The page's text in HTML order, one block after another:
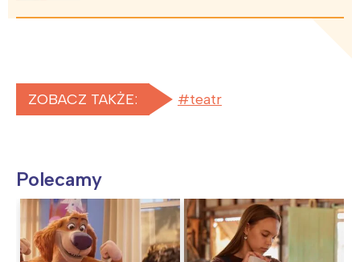
ZOBACZ TAKŻE: teatr
Polecamy